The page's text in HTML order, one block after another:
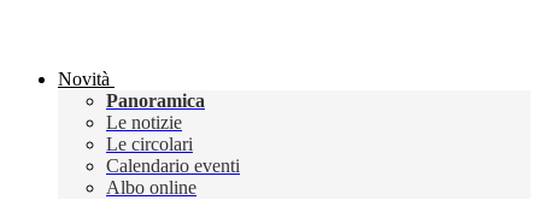
Novità
Panoramica
Le notizie
Le circolari
Calendario eventi
Albo online